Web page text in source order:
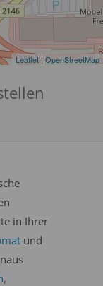
Leaflet|OpenStreetMap
in Ihrer
und
,